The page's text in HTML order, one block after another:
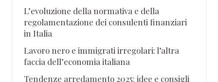
L’evoluzione della normativa e della
regolamentazione dei consulenti finanziari
in Italia
Lavoro nero e immigrati irregolari: l’altra
faccia dell’economia italiana
Tendenze arredamento 2025: idee e consigli